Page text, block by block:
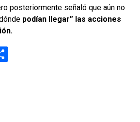
posteriormente señaló que aún no
podían llegar” las acciones